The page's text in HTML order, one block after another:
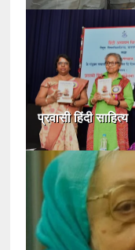
प्रवासी हिंदी साहित्य